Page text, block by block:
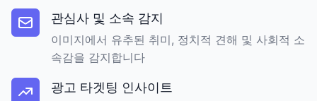
관심사 및 소속 감지
이미지에서 유추된 취미, 정치적 견해 및 사회적 소
속감을 감지합니다
광고 타겟팅 인사이트